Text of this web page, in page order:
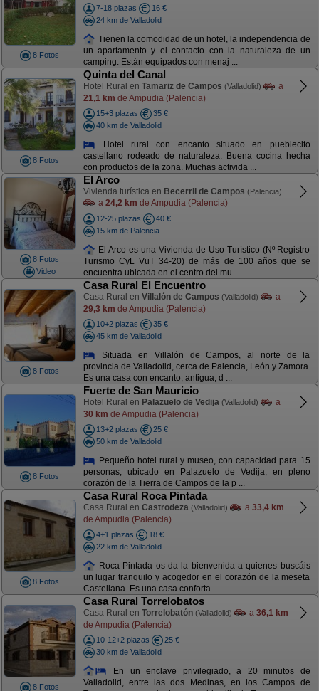
8 Fotos
7-18 plazas
16 €
24 km de Valladolid
Tienen la comodidad de un hotel, la independencia de
un apartamento y el contacto con la naturaleza de un
camping. Están equipados con menaj ...
8 Fotos
Quinta del Canal
Hotel Rural en Tamariz de Campos (Valladolid)
a
21,1 km de Ampudia (Palencia)
15+3 plazas
35 €
40 km de Valladolid
Hotel rural con encanto situado en pueblecito
castellano rodeado de naturaleza. Buena cocina hecha
con productos de la zona. Muchas activida ...
8 Fotos
Video
El Arco
Vivienda turística en Becerril de Campos (Palencia)
a 24,2 km de Ampudia (Palencia)
12-25 plazas
40 €
15 km de Palencia
El Arco es una Vivienda de Uso Turístico (Nº Registro
Turismo CyL VuT 34-20) de más de 100 años que se
encuentra ubicada en el centro del mu ...
8 Fotos
Casa Rural El Encuentro
Casa Rural en Villalón de Campos (Valladolid)
a
29,3 km de Ampudia (Palencia)
10+2 plazas
35 €
45 km de Valladolid
Situada en Villalón de Campos, al norte de la
provincia de Valladolid, cerca de Palencia, León y Zamora.
Es una casa con encanto, antigua, d ...
8 Fotos
Fuerte de San Mauricio
Hotel Rural en Palazuelo de Vedija (Valladolid)
a
30 km de Ampudia (Palencia)
13+2 plazas
25 €
50 km de Valladolid
Pequeño hotel rural y museo, con capacidad para 15
personas, ubicado en Palazuelo de Vedija, en pleno
corazón de la Tierra de Campos de la p ...
8 Fotos
Casa Rural Roca Pintada
Casa Rural en Castrodeza (Valladolid) a 33,4 km
de Ampudia (Palencia)
4+1 plazas
18 €
22 km de Valladolid
Roca Pintada os da la bienvenida a quienes buscáis
un lugar tranquilo y acogedor en el corazón de la meseta
Castellana. Es una casa conforta ...
8 Fotos
Casa Rural Torrelobatos
Casa Rural en Torrelobatón (Valladolid) a 36,1 km
de Ampudia (Palencia)
10-12+2 plazas
25 €
30 km de Valladolid
En un enclave privilegiado, a 20 minutos de
Valladolid, entre las dos Medinas, en los Campos de